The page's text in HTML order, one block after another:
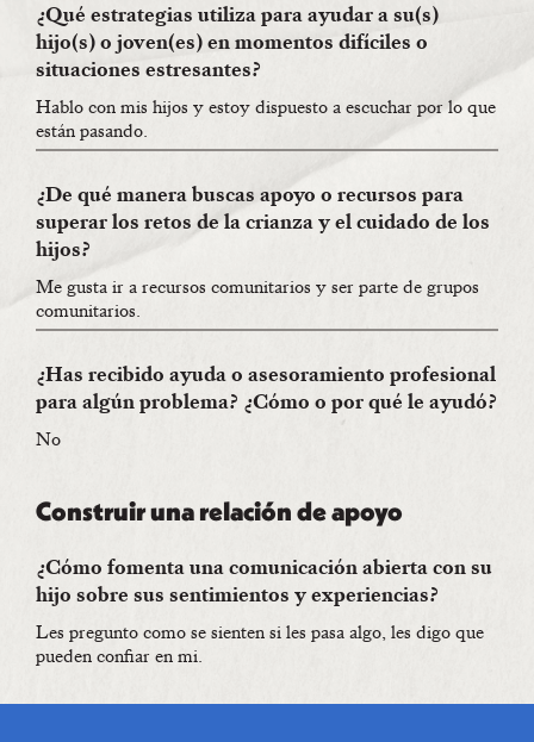
¿Qué estrategias utiliza para ayudar a su(s)
hijo(s) o joven(es) en momentos difíciles o
situaciones estresantes?
Hablo con mis hijos y estoy dispuesto a escuchar por lo que
están pasando.
¿De qué manera buscas apoyo o recursos para
superar los retos de la crianza y el cuidado de los
hijos?
Me gusta ir a recursos comunitarios y ser parte de grupos
comunitarios.
¿Has recibido ayuda o asesoramiento profesional
para algún problema? ¿Cómo o por qué le ayudó?
No
Construir una relación de apoyo
¿Cómo fomenta una comunicación abierta con su
hijo sobre sus sentimientos y experiencias?
Les pregunto como se sienten si les pasa algo, les digo que
pueden confiar en mi.